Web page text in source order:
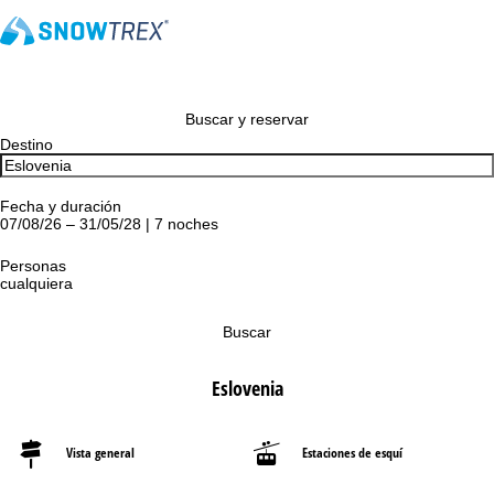
Buscar y reservar
Destino
Fecha y duración
07/08/26 – 31/05/28 | 7 noches
Personas
cualquiera
Buscar
Eslovenia
Vista general Estaciones de esquí